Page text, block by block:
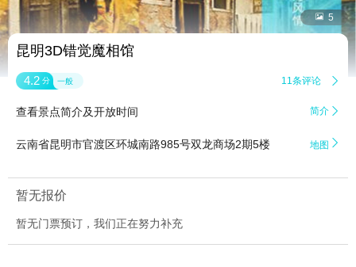
 5
昆明3D错觉魔相馆
4.2 分 一般 11条评论 
查看景点简介及开放时间 简介 
云南省昆明市官渡区环城南路985号双龙商场2期5楼 地图 
暂无报价
暂无门票预订，我们正在努力补充